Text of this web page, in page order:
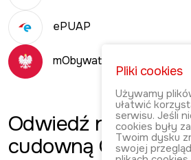
ePUAP
mObywatel
Odwiedź naszą
cudowną Gminę!
Pliki cookies
Używamy
ułatwić
serwisu. Jeśli
cookies były
Twoim dysku
swojej